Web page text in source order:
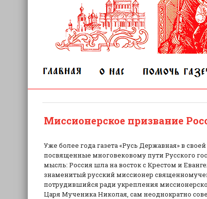
Миссионерское призвание
Уже более года газета «Русь Державная» в
посвященные многовековому пути Русского
мысль: Россия шла на восток с Крестом и
знаменитый русский миссионер
потрудившийся ради укрепления
Царя Мученика Николая, сам неоднократно